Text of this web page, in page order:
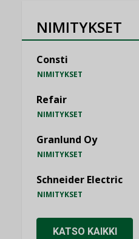
NIMITYKSET
Consti
NIMITYKSET
Refair
NIMITYKSET
Granlund Oy
NIMITYKSET
Schneider Electric
NIMITYKSET
KATSO KAIKKI